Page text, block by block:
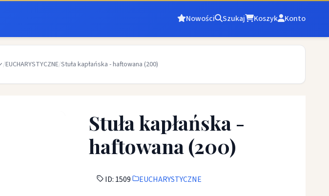
Nowości Szukaj Koszyk Konto
/EUCHARYSTYCZNE/Stuła kapłańska - haftowana (200)
Stuła kapłańska -
haftowana (200)
ID: 1509 EUCHARYSTYCZNE